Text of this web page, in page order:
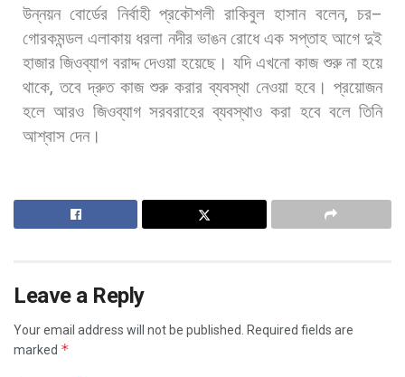
উন্নয়ন বোর্ডের নির্বাহী প্রকৌশলী রাকিবুল হাসান বলেন,চর–
গোরকমন্ডল এলাকায় ধরলা নদীর ভাঙন রোধে এক সপ্তাহ আগে দুই
হাজার জিওব্যাগ বরাদ্দ দেওয়া হয়েছে। যদি এখনো কাজ শুরু না হয়ে
থাকে,তবে দ্রুত কাজ শুরু করার ব্যবস্থা নেওয়া হবে। প্রয়োজন
হলে আরও জিওব্যাগ সরবরাহের ব্যবস্থাও করা হবে বলে তিনি
আশ্বাস দেন।
Leave a Reply
Your email address will not be published.
Required fields are
marked *